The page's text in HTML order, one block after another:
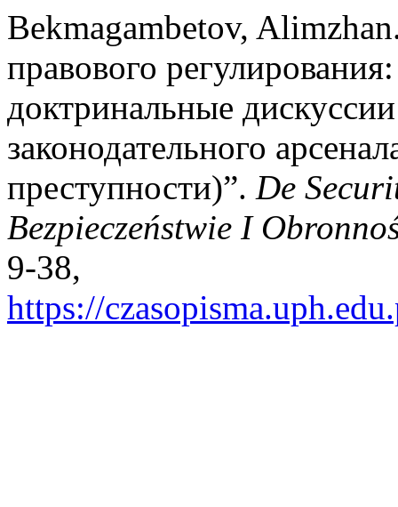
Bekmagambetov,
правового
доктринальные
законодательного
преступности)”. De
Bezpieczeństwie I
9-38,
https://